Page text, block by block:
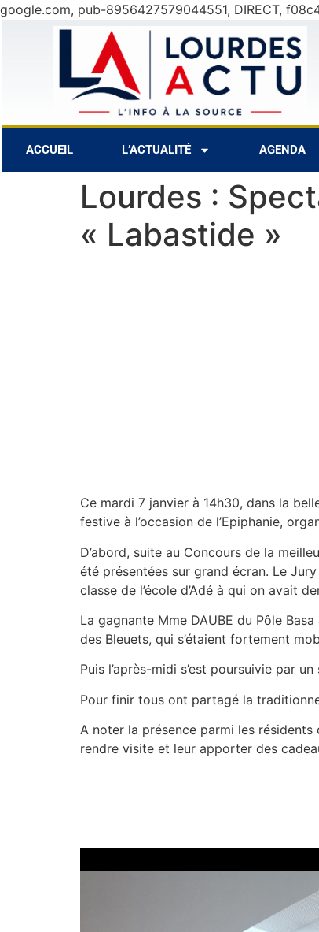
google.com, pub-8956427579044551, DIRECT,
8 Août 30°C
ACCUEIL L’ACTUALITÉ AGENDA
Lourdes :
« Labastide »
Ce mardi 7 janvier à 14h30, dans la
festive à l’occasion de l’Epiphanie,
D’abord, suite au Concours de la
été présentées sur grand écran. Le
classe de l’école d’Adé à qui on avait
La gagnante Mme DAUBE du Pôle
des Bleuets, qui s’étaient fortement
Puis l’après-midi s’est poursuivie par
Pour finir tous ont partagé la
A noter la présence parmi les résidents
rendre visite et leur apporter des